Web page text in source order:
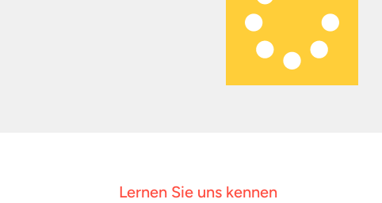
Lernen Sie uns kennen